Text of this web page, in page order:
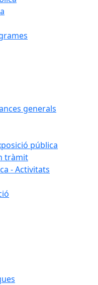
generals
pública
tràmit
- Activitats